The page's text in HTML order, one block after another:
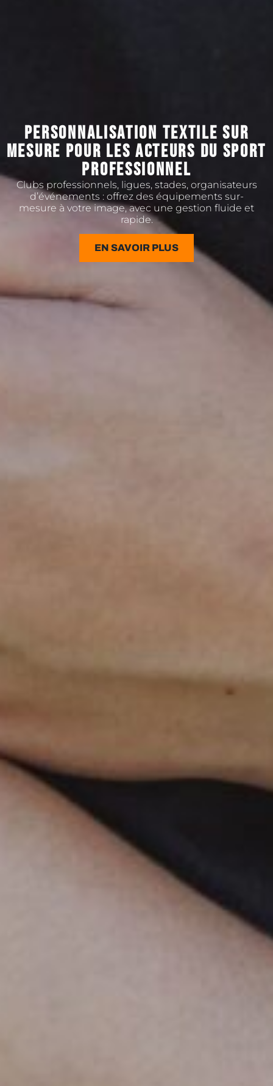
PERSONNALISATION TEXTILE SUR
MESURE POUR LES ACTEURS DU SPORT
PROFESSIONNEL
Clubs professionnels, ligues, stades, organisateurs
d’événements : offrez des équipements sur-
mesure à votre image, avec une gestion fluide et
rapide.
EN SAVOIR PLUS